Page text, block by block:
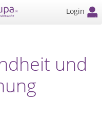
Login
und